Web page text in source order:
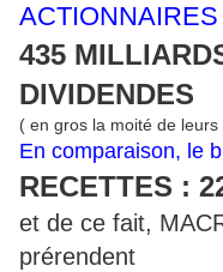
ACTIONNAIRES
435
DIVIDENDES
( en gros la moité de leurs
En comparaison, le
RECETTES :
et de ce fait,
prérendent